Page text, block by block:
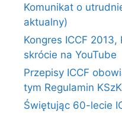
Komunikat o
aktualny)
Kongres ICCF
skrócie na YouTube
Przepisy ICCF
tym Regulamin
Świętując 60-lecie